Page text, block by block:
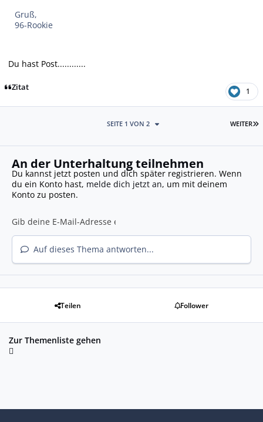
Gruß,
96-Rookie
Du hast Post............
Zitat 1
WEITER
SEITE 1 VON 2
An der Unterhaltung teilnehmen
Du kannst jetzt posten und dich später registrieren. Wenn
du ein Konto hast, melde dich jetzt an, um mit deinem
Konto zu posten.
Auf dieses Thema antworten...
Teilen Follower
Zur Themenliste gehen